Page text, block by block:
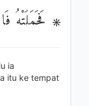
۞ فَحَمَلَتْهُ
ia
itu ke tempat